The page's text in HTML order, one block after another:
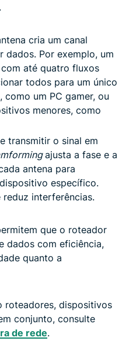
cria um canal
dados. Por exemplo, um
até quatro fluxos
todos para um único
um PC gamer, ou
menores, como
transmitir o sinal em
ajusta a fase e a
antena para
específico.
reduz interferências.
que o roteador
dados com eficiência,
quanto a
roteadores, dispositivos
conjunto, consulte
de rede.